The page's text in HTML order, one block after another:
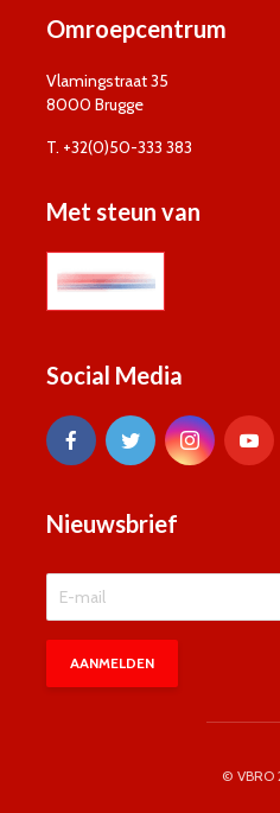
Omroepcentrum
Vlamingstraat 35
8000 Brugge
T. +32(0)50-333 383
Met steun van
Social Media
Nieuwsbrief
© VBRO